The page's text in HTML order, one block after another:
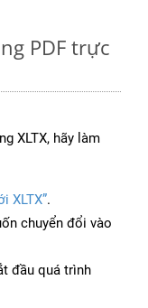
PDF trực
XLTX, hãy làm
XLTX”.
chuyển đổi vào
đầu quá trình